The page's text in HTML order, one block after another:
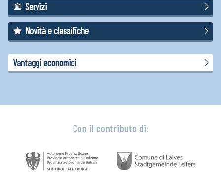
Servizi
Novità e classifiche
Vantaggi economici
Con il contributo di: